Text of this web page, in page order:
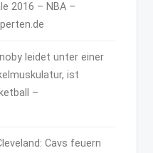
2016 – NBA –
leidet unter einer
ist
–
Cavs feuern